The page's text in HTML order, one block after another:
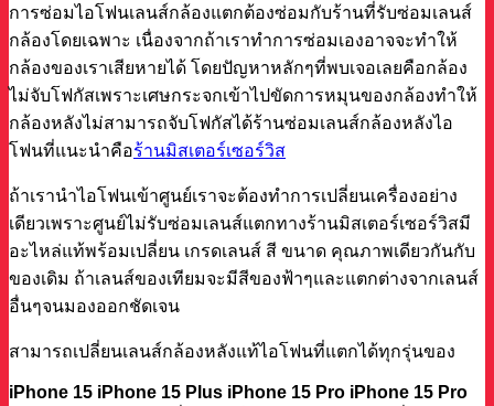
การซ่อมไอโฟนเลนส์กล้องแตกต้องซ่อมกับร้านที่รับซ่อมเลนส์
กล้องโดยเฉพาะ เนื่องจากถ้าเราทำการซ่อมเองอาจจะทำให้
กล้องของเราเสียหายได้ โดยปัญหาหลักๆที่พบเจอเลยคือกล้อง
ไม่จับโฟกัสเพราะเศษกระจกเข้าไปขัดการหมุนของกล้องทำให้
กล้องหลังไม่สามารถจับโฟกัสได้ร้านซ่อมเลนส์กล้องหลังไอ
โฟนที่แนะนำคือร้านมิสเตอร์เซอร์วิส
ถ้าเรานำไอโฟนเข้าศูนย์เราจะต้องทำการเปลี่ยนเครื่องอย่าง
เดียวเพราะศูนย์ไม่รับซ่อมเลนส์แตกทางร้านมิสเตอร์เซอร์วิสมี
อะไหล่แท้พร้อมเปลี่ยน เกรดเลนส์ สี ขนาด คุณภาพเดียวกันกับ
ของเดิม ถ้าเลนส์ของเทียมจะมีสีของฟ้าๆและแตกต่างจากเลนส์
อื่นๆจนมองออกชัดเจน
สามารถเปลี่ยนเลนส์กล้องหลังแท้ไอโฟนที่แตกได้ทุกรุ่นของ
iPhone 15 iPhone 15 Plus iPhone 15 Pro iPhone 15 Pro